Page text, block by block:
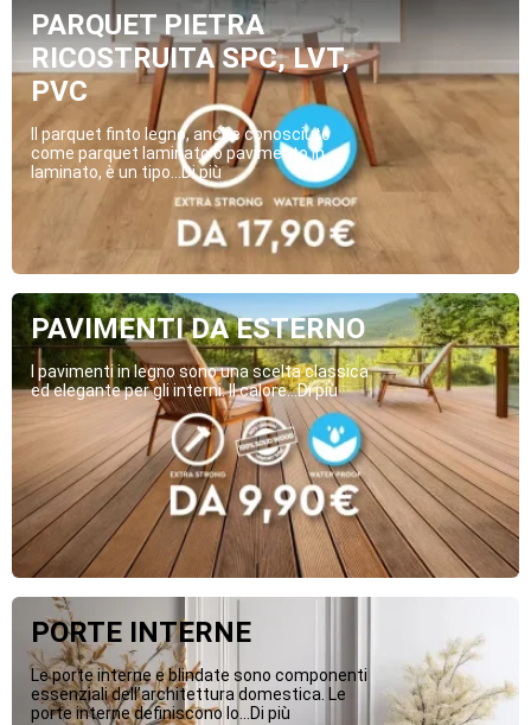
PARQUET PIETRA
RICOSTRUITA SPC, LVT,
PVC
Il parquet finto legno, anche conosciuto
come parquet laminato o pavimento in
laminato, è un tipo...Di più
PAVIMENTI DA ESTERNO
I pavimenti in legno sono una scelta classica
ed elegante per gli interni. Il calore...Di più
PORTE INTERNE
Le porte interne e blindate sono componenti
essenziali dell’architettura domestica. Le
porte interne definiscono lo...Di più